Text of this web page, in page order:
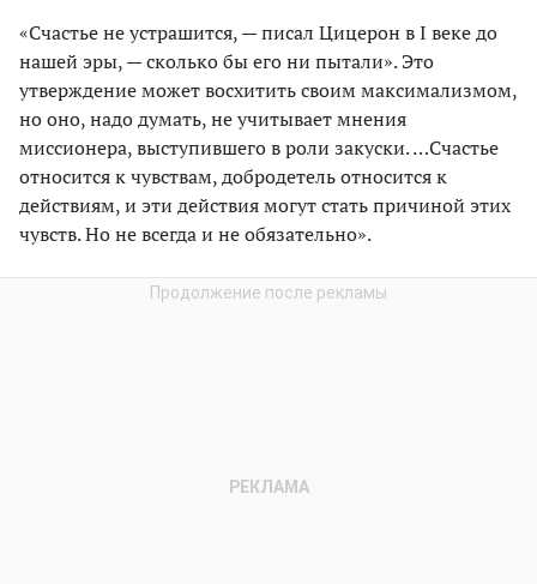
«Счастье не устрашится, — писал Цицерон в I веке до
нашей эры, — сколько бы его ни пытали». Это
утверждение может восхитить своим максимализмом,
но оно, надо думать, не учитывает мнения
миссионера, выступившего в роли закуски. …Счастье
относится к чувствам, добродетель относится к
действиям, и эти действия могут стать причиной этих
чувств. Но не всегда и не обязательно».